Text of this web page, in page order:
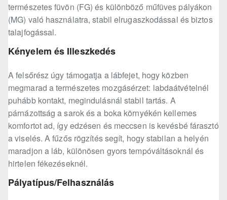
természetes füvön (FG) és különböző műfüves pályákon
(MG) való használatra, stabil elrugaszkodással és biztos
talajfogással.
Kényelem és Illeszkedés
A felsőrész úgy támogatja a lábfejet, hogy közben
megmarad a természetes mozgásérzet: labdaátvételnél
puhább kontakt, megindulásnál stabil tartás. A
párnázottság a sarok és a boka környékén kellemes
komfortot ad, így edzésen és meccsen is kevésbé fárasztó
a viselés. A fűzős rögzítés segít, hogy stabilan a helyén
maradjon a láb, különösen gyors tempóváltásoknál és
hirtelen fékezéseknél.
Pályatípus/Felhasználás